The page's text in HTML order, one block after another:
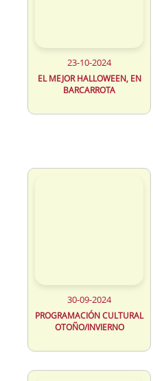
23-10-2024
EL MEJOR HALLOWEEN, EN
BARCARROTA
30-09-2024
PROGRAMACIÓN CULTURAL
OTOÑO/INVIERNO